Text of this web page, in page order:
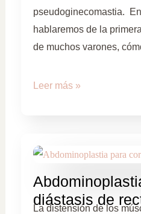
pseudoginecomastia.
hablaremos de la
de muchos varones,
Leer más »
diástasis de
La distensión de los